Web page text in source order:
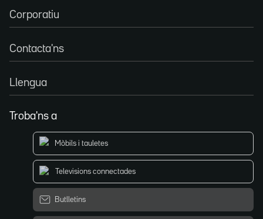
Corporatiu
Contacta'ns
Llengua
Troba'ns a
Mòbils i tauletes
Televisions connectades
Butlletins